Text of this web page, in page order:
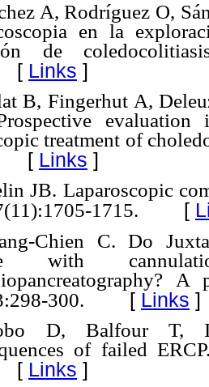
A, Rodríguez O,
en la
de
Links ]
B, Fingerhut A,
evaluation
treatment of
Links ]
JB. Laparoscopic
1715. [
Chien C. Do
with
A
300. [ Links ]
D, Balfour T,
of failed
Links ]